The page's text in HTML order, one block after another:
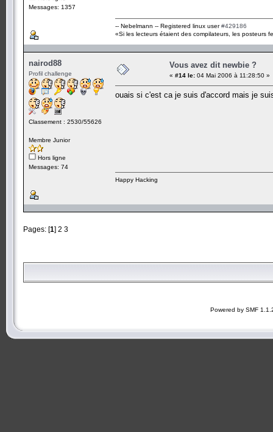
Messages: 1357
-- Nebelmann -- Registered linux user#429186
«Si les lecteurs étaient des compilateurs, les posteurs
nairod88
Profil challenge
Classement : 2530/55626
Membre Junior
Hors ligne
Messages: 74
Vous avez dit newbie ?
« #14 le: 04 Mai 2006 à 11:28:50 »
ouais si c'est ca je suis d'accord mais je
Happy Hacking
Pages: [1] 2 3
Powered by SMF